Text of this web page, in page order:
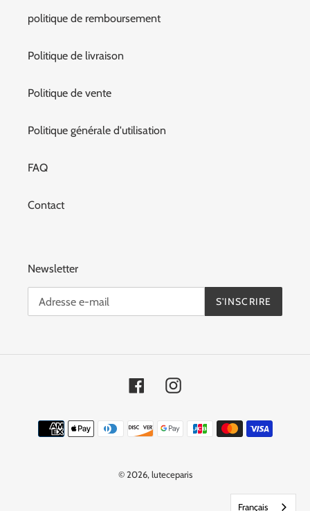
politique de remboursement
Politique de livraison
Politique de vente
Politique générale d'utilisation
FAQ
Contact
Newsletter
S'INSCRIRE
FacebookInstagram
Moyens
de
© 2026, luteceparis
Français